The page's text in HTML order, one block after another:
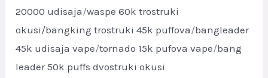
20000 udisaja/waspe 60k trostruki
okusi/bangking trostruki 45k puffova/bangleader
45k udisaja vape/tornado 15k pufova vape/bang
leader 50k puffs dvostruki okusi